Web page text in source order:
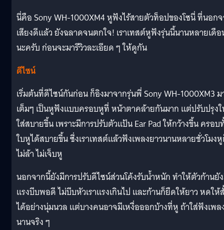
นี่คือ Sony WH-1000XM4 หูฟังไร้สายตัวท็อปของโซนี่ ที่นอก
เสียงดีแล้ว ยังฉลาดจนตกใจ! เราเทสต์หูฟังรุ่นนี้นานหลายเดื
นะครับ ก่อนจะมารีวิวละเอียด ๆ ให้ดูกัน
ดีไซน์
เริ่มต้นที่ดีไซน์กันก่อน ก็อิงมาจากรุ่นพี่ Sony WH-1000XM3 ม
เต็มๆ เป็นหูฟังแบบครอบหูที่ หน้าตาคล้ายกันมาก แต่ปรับปรุง
ใส่สบายขึ้น เพราะมีการปรับตัวแป้น Ear Pad ให้กว้างขึ้น ครอบ
ใบหูได้สบายขึ้น ซึ่งเราเทสต์แล้วฟังเพลงยาวนานหลายชั่วโมง
ไม่ล้า ไม่เจ็บหู
นอกจากนี้ยังมีการปรับดีไซน์ส่วนโค้งรับน้ำหนัก ทำให้ตัวก้านยั
แรงบีบพอดี ไม่บีบหัวเราแรงเกินไป และก้านก็ยืดให้ยาว หดให้
ได้อย่างนุ่มนวล แต่บางคนอาจมีเหงื่อออกบ้างที่หู ถ้าใส่ฟังเพล
นานจริง ๆ